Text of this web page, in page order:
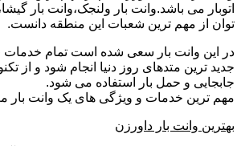
اتوبار می باشد.وانت بار ولنجک،وانت بار
توان از مهم ترین شعبات این منطقه دانست.
در این وانت بار سعی شده است تمام خدمات
جدید ترین متدهای روز دنیا انجام شود و از
جابجایی و حمل بار استفاده می شود.
مهم ترین خدمات و ویژگی های یک وانت بار
بهترین وانت بار داورزن